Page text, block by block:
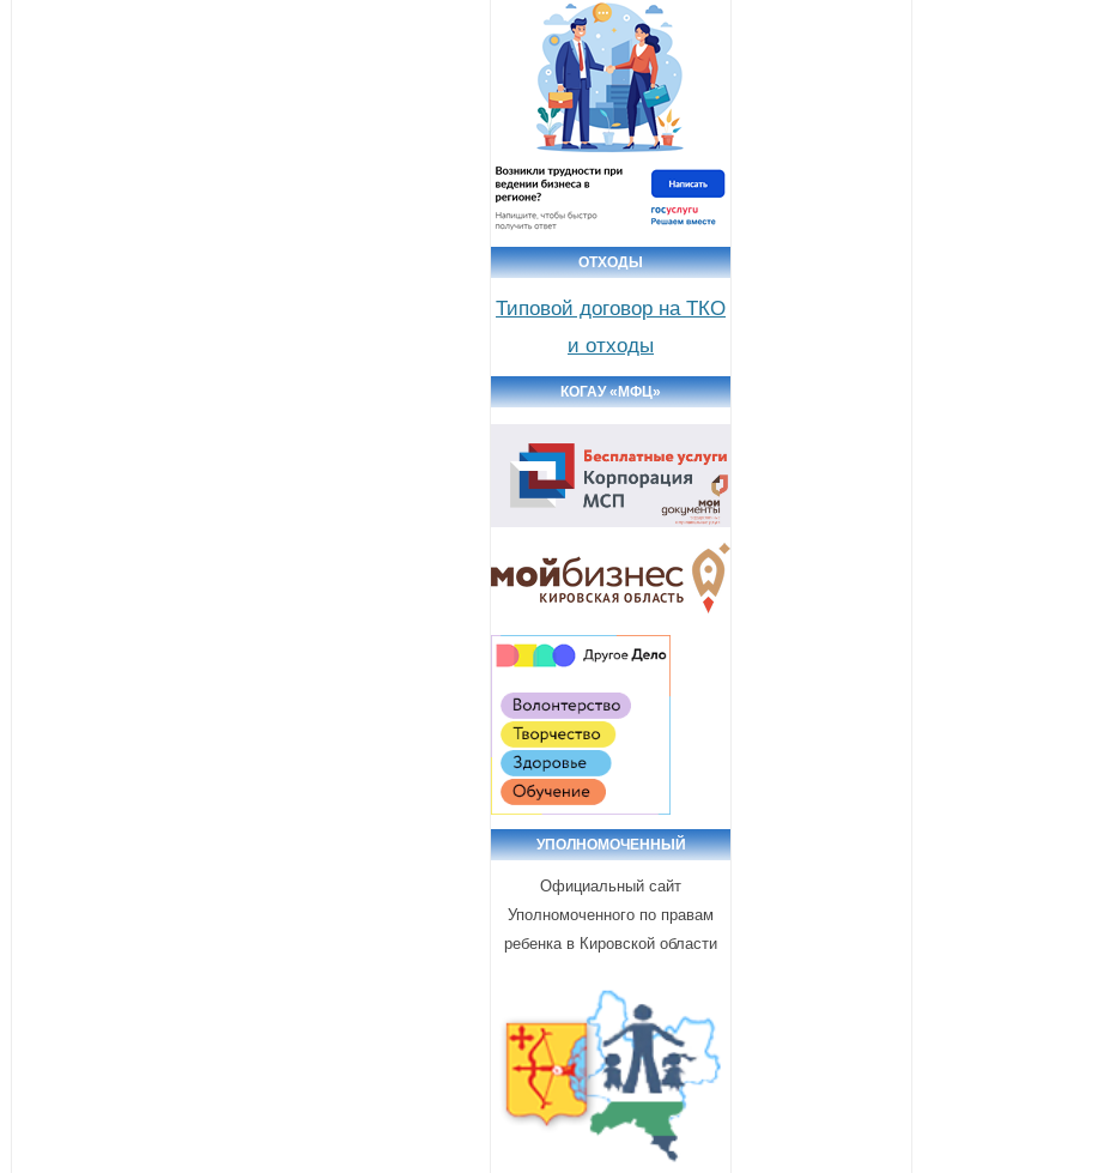
ОТХОДЫ
Типовой договор на ТКО
и отходы
КОГАУ «МФЦ»
УПОЛНОМОЧЕННЫЙ
Официальный сайт
Уполномоченного по правам
ребенка в Кировской области